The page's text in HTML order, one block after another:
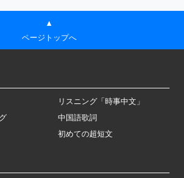
▲
ページトップへ
リスニング「時事中文」
中国語歌詞
初めての超短文